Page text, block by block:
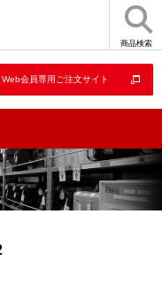
商品検索
Web会員専用ご注文サイト